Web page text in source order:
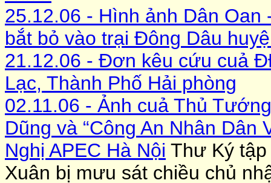
25.12.06 - Hình ảnh Dân
bắt bỏ vào trại Đông Dâu
21.12.06 - Đơn kêu cứu cuả
Lạc, Thành Phố Hải phòng
02.11.06 - Ảnh cuả Thủ
Dũng và “Công An Nhân
Nghị APEC Hà Nội Thư Ký
Xuân bị mưu sát chiều chủ